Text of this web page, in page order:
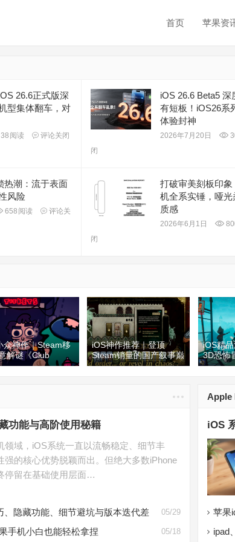
首页 苹果资
26.6正式版深
型集体翻车，对
38 阅读 评论关闭
iOS 26.6 Beta5
有短板！iOS26系
体验封神
2026年7月20日
闭
热潮：流于表面
风险
658 阅读
评论关
打破审美刻板印
机全系实锤，哑
质感
2026年6月1日
闭
众神作｜Steam移
解谜《Club
测评 独创夜店推
iOS神作推荐｜登顶
Steam销量的国产叙事巅
峰！《苏丹的游戏》解构
iOS精
3D恐怖
《神秘
功能与高阶使用秘籍
领域，iOS系统一直以流畅稳定、细节丰
强的核心优势脱颖而出。但绝大多数iPhone
停留在基础使用层面…
隐藏功能、细节避坑与版本迭代差
05/29
手机小白也能轻松拿捏 05/18
Apple
iOS
苹果
ipad